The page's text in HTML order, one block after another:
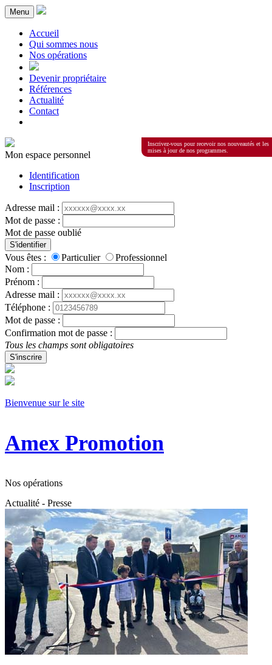
Menu
Accueil
Qui sommes nous
Nos opérations
Devenir propriétaire
Références
Actualité
Contact
Inscrivez-vous pour recevoir nos nouveautés et les
mises à jour de nos programmes.
Mon espace personnel
Identification
Inscription
Adresse mail :
Mot de passe :
Mot de passe oublié
S'identifier
Vous êtes : Particulier
Professionnel
Nom :
Prénom :
Adresse mail :
Téléphone :
Mot de passe :
Confirmation mot de passe :
Tous les champs sont obligatoires
S'inscrire
Bienvenue sur le site
Amex Promotion
Nos opérations
Actualité - Presse